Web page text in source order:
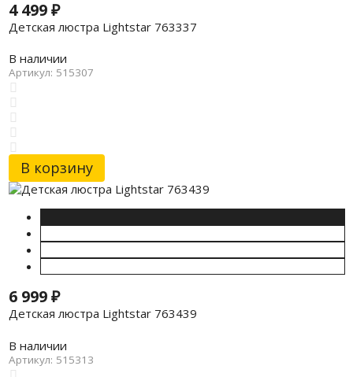
4 499₽
Детская люстра Lightstar 763337
В наличии
Артикул: 515307
В корзину
6 999₽
Детская люстра Lightstar 763439
В наличии
Артикул: 515313